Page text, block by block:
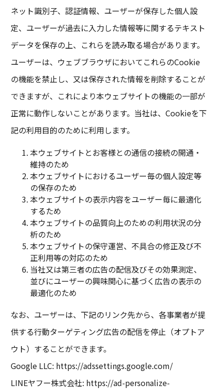
ネット識別子、認証情報、ユーザーが保存した個人設
定、ユーザーが過去に入力した情報等に関するテキスト
データを保存の上、これらを読み取る場合があります。
ユーザーは、ウェブブラウザにおいてこれらのCookie
の機能を禁止し、又は保存された情報を削除することが
できますが、これにより本ウェブサイトの機能の一部が
正常に動作しないことがあります。当社は、Cookieを下
記の利用目的のために利用します。
本ウェブサイトとお客様との通信の接続の開通・
維持のため
本ウェブサイトにおけるユーザー毎の個人設定等
の保存のため
本ウェブサイトの表示内容をユーザー毎に最適化
するため
本ウェブサイトの品質向上のための利用状況の分
析のため
本ウェブサイトの保守運営、不具合の修正及び不
正利用等の対応のため
当社又は第三者の広告の配信及びその効果測定、
並びにユーザーの興味関心に基づく広告の表示の
最適化のため
なお、ユーザーは、下記のリンク先から、各事業者が提
供する行動ターゲティング広告の配信を停止（オプトア
ウト）することができます。
Google LLC: https://adssettings.google.com/
LINEヤフー株式会社: https://ad-personalize-